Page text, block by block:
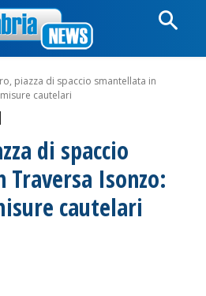
piazza di spaccio smantellata in
cautelari
di spaccio
Isonzo:
cautelari